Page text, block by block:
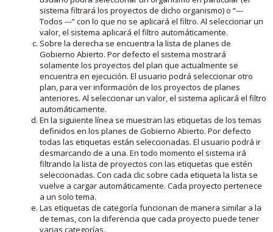
sistema filtrará los proyectos de dicho organismo) o “---
Todos ---“ con lo que no se aplicará el filtro. Al seleccionar un
valor, el sistema aplicará el filtro automáticamente.
Sobre la derecha se encuentra la lista de planes de
Gobierno Abierto. Por defecto el sistema mostrará
solamente los proyectos del plan que actualmente se
encuentra en ejecución. El usuario podrá seleccionar otro
plan, para ver información de los proyectos de planes
anteriores. Al seleccionar un valor, el sistema aplicará el filtro
automáticamente.
En la siguiente línea se muestran las etiquetas de los temas
definidos en los planes de Gobierno Abierto. Por defecto
todas las etiquetas están seleccionadas. El usuario podrá ir
desmarcando de a una. En todo momento el sistema irá
filtrando la lista de proyectos con las etiquetas que estén
seleccionadas. Con cada clic sobre cada etiqueta la lista se
vuelve a cargar automáticamente. Cada proyecto pertenece
a un solo tema.
Las etiquetas de categoría funcionan de manera similar a la
de temas, con la diferencia que cada proyecto puede tener
varias categorías.